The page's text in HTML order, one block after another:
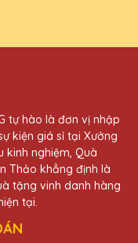
Minh
cúp pha lê tại Quà Tặng
mình.
Trí
của Quà Tặng Pha Lê
tự hào là đơn vị nhập
kiện giá sỉ tại Xưởng
kinh nghiệm, Quà
Thảo khẳng định là
tặng vinh danh hàng
tại.